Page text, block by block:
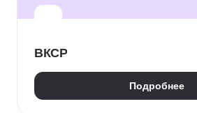
ВКСР
Подробнее